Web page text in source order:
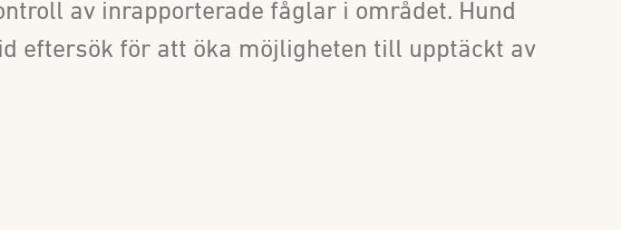
av inrapporterade fåglar i området. Hund
eftersök för att öka möjligheten till upptäckt av